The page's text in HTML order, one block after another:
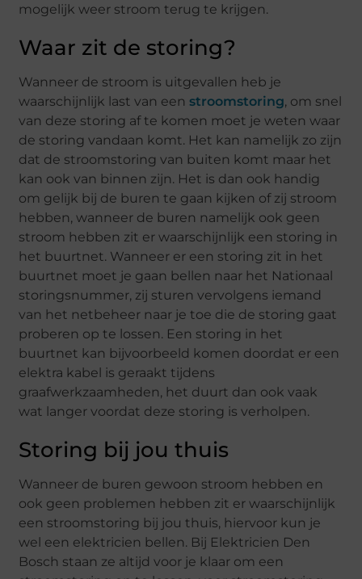
mogelijk weer stroom terug te krijgen.
Waar zit de storing?
Wanneer de stroom is uitgevallen heb je
waarschijnlijk last van eenstroomstoring, om snel
van deze storing af te komen moet je weten waar
de storing vandaan komt. Het kan namelijk zo zijn
dat de stroomstoring van buiten komt maar het
kan ook van binnen zijn. Het is dan ook handig
om gelijk bij de buren te gaan kijken of zij stroom
hebben, wanneer de buren namelijk ook geen
stroom hebben zit er waarschijnlijk een storing in
het buurtnet. Wanneer er een storing zit in het
buurtnet moet je gaan bellen naar het Nationaal
storingsnummer, zij sturen vervolgens iemand
van het netbeheer naar je toe die de storing gaat
proberen op te lossen. Een storing in het
buurtnet kan bijvoorbeeld komen doordat er een
elektra kabel is geraakt tijdens
graafwerkzaamheden, het duurt dan ook vaak
wat langer voordat deze storing is verholpen.
Storing bij jou thuis
Wanneer de buren gewoon stroom hebben en
ook geen problemen hebben zit er waarschijnlijk
een stroomstoring bij jou thuis, hiervoor kun je
wel een elektricien bellen. Bij Elektricien Den
Bosch staan ze altijd voor je klaar om een